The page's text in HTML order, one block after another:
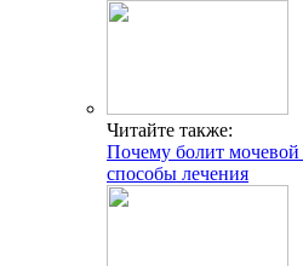
Читайте также:
Почему болит
способы лечения